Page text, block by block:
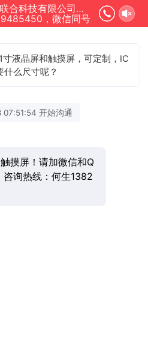
深圳市鸿佳联合科技有限公司正在为您服务
，微信同号
寸液晶屏和触摸屏，可定制，IC
么尺寸呢？
开始沟通
摸屏！请加微信和Q
询热线：何生1382